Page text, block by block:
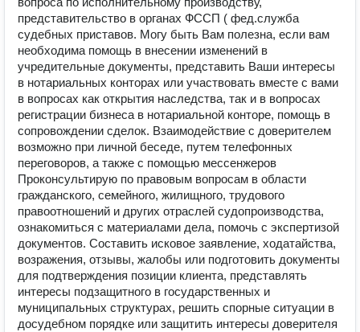
представительство в органах ФССП ( фед.служба
судебных приставов. Могу быть Вам полезна, если вам
необходима помощь в внесении изменений в
учредительные документы, представить Ваши интересы
в нотариальных конторах или участвовать вместе с вами
в вопросах как открытия наследства, так и в вопросах
регистрации бизнеса в нотариальной конторе, помощь в
сопровождении сделок. Взаимодействие с доверителем
возможно при личной беседе, путем телефонных
переговоров, а также с помощью мессенжеров
Проконсультирую по правовым вопросам в области
гражданского, семейного, жилищного, трудового
правоотношений и других отраслей судопроизводства,
ознакомиться с материалами дела, помочь с экспертизой
документов. Составить исковое заявление, ходатайства,
возражения, отзывы, жалобы или подготовить документы
для подтверждения позиции клиента, представлять
интересы подзащитного в государственных и
муниципальных структурах, решить спорные ситуации в
досудебном порядке или защитить интересы доверителя